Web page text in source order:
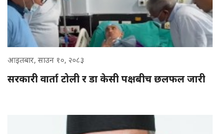
आइतबार, साउन १०, २०८३
सरकारी वार्ता टोली र डा केसी पक्षबीच छलफल जारी